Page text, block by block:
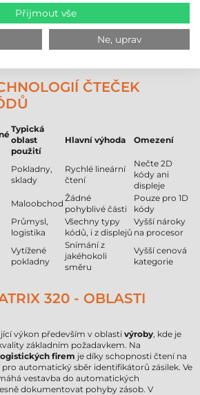
průmyslové
stacionární
24 měsíců
ČTEČEK
Typická
oblast
použití
Hlavní výhoda Omezení
Pokladny,
sklady
Rychlé lineární
čtení
Nečte 2D
kódy ani
displeje
Maloobchod
Žádné
pohyblivé části
Pouze pro 1D
kódy
Průmysl,
logistika
Všechny typy
kódů, i z displejů
Vyšší nároky
na procesor
Vytížené
pokladny
Snímání z
jakéhokoli
směru
Vyšší cenová
kategorie
320 - OBLASTI
výkon především v oblasti výroby, kde je
základním požadavkem. Na
firem je díky schopnosti čtení na
automatický sběr identifikátorů zásilek. Ve
vestavba do automatických
dokumentovat pohyby zásob. V
Přijmout vše
Ne, uprav